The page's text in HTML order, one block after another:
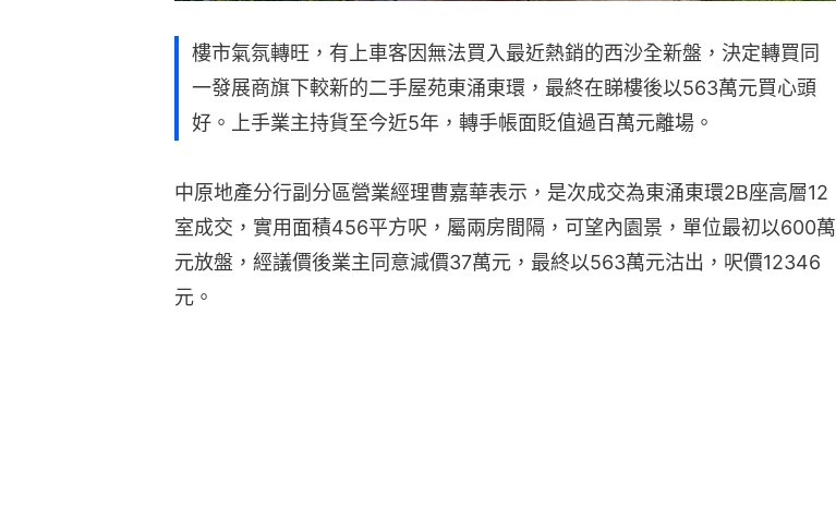
樓市氣氛轉旺，有上車客因無法買入最近熱銷的西沙全新盤，決定轉買同
一發展商旗下較新的二手屋苑東涌東環，最終在睇樓後以563萬元買心頭
好。上手業主持貨至今近5年，轉手帳面貶值過百萬元離場。
中原地產分行副分區營業經理曹嘉華表示，是次成交為東涌東環2B座高層12
室成交，實用面積456平方呎，屬兩房間隔，可望內園景，單位最初以600萬
元放盤，經議價後業主同意減價37萬元，最終以563萬元沽出，呎價12346
元。